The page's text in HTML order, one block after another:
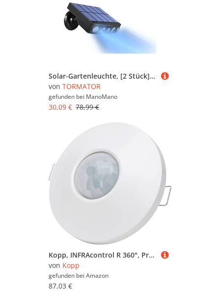
Solar-Gartenleuchte, [2 Stück] Solar-Gartenleuchte mit Bewegungsmelder, 360°-Solarstrahler [1200 mAh], wasserdichte Solar-Gartenlaterne (Schwarz)
von TORMATOR
gefunden bei ManoMano
30,09 € 78,99 €
Kopp, INFRAcontrol R 360°, Präsenzmelder, Deckeneinbau, 12m Erfassungsbereich, Slave, 827804003
von Kopp
gefunden bei Amazon
87,03 €